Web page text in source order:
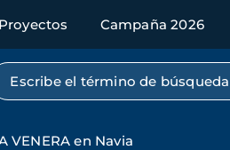
Proyectos Campaña 2026
Búsqueda por texto completo
VENERA en Navia